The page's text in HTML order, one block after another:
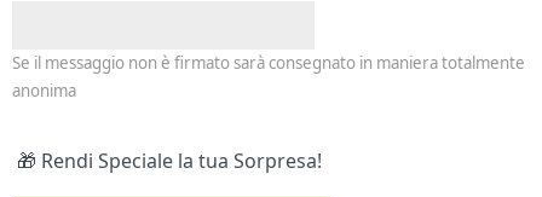
Se il messaggio non è firmato sarà consegnato in maniera totalmente
anonima
🎁 Rendi Speciale la tua Sorpresa!